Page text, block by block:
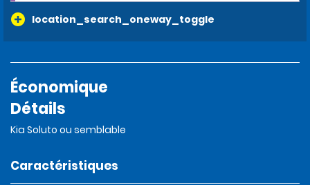
location_search_oneway_toggle
Économique
Détails
Kia Soluto ou semblable
Caractéristiques